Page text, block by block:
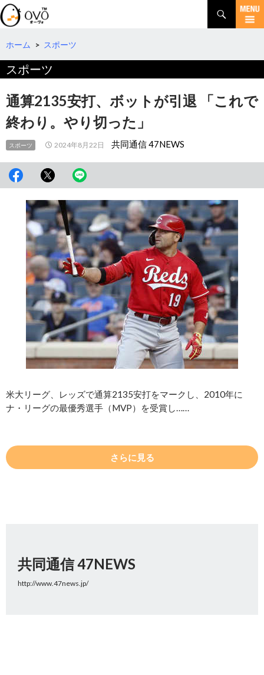
検
索
コ
テ
へ
移
動
ホーム > スポーツ
スポーツ
通算2135安打、ボットが引退 「これで
終わり。やり切った」
スポーツ 2024年8月22日 共同通信 47NEWS
米大リーグ、レッズで通算2135安打をマークし、2010年に
ナ・リーグの最優秀選手（MVP）を受賞し……
さらに見る
共同通信 47NEWS
http://www.47news.jp/